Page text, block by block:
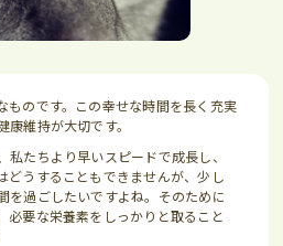
ものです。この幸せな時間を長く充実
維持が大切です。
たちより早いスピードで成長し、
どうすることもできませんが、少し
を過ごしたいですよね。そのために
必要な栄養素をしっかりと取ること